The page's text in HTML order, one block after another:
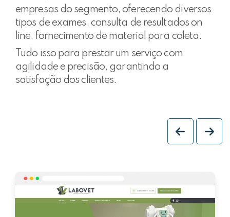
empresas do segmento, oferecendo diversos
tipos de exames, consulta de resultados on
line, fornecimento de material para coleta.
Tudo isso para prestar um serviço com
agilidade e precisão, garantindo a
satisfação dos clientes.